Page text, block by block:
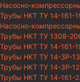
Насосно-
Трубы НКТ ТУ 14-161-
Насосно-
Трубы НКТ ТУ 1308-
Трубы НКТ ТУ 14-161-
Трубы НКТ ТУ 14-3Р-
Трубы НКТ ТУ 14-3Р-
Трубы НКТ ТУ 14-161-